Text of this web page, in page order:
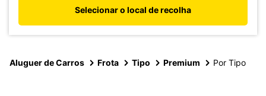
Selecionar o local de recolha
Aluguer de Carros Frota Tipo Premium Por Tipo